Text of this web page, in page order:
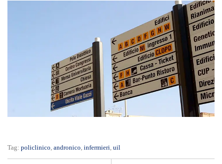
Tag: policlinico andronico infermieri uil